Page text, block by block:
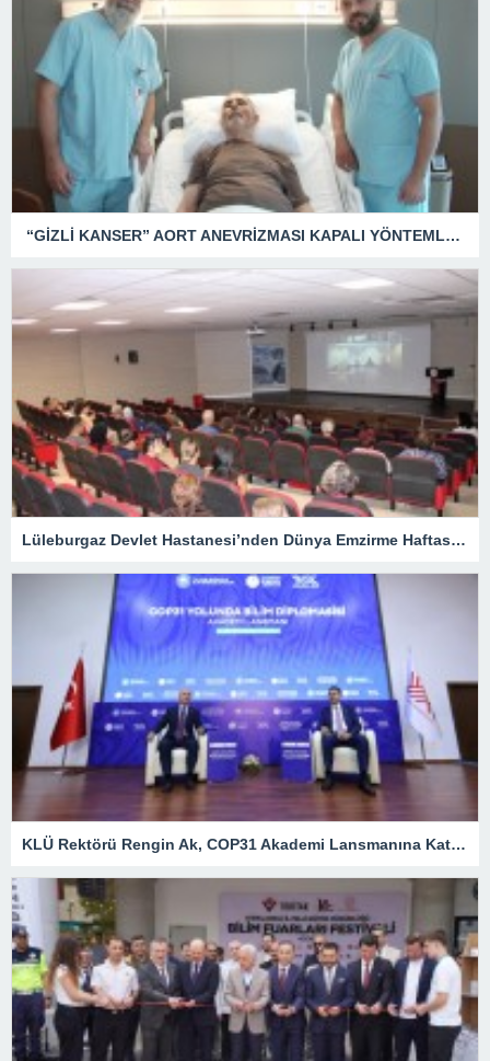
“GİZLİ KANSER” AORT ANEVRİZMASI KAPALI YÖNTEMLE TEDAVİ EDİLDİ
Lüleburgaz Devlet Hastanesi’nden Dünya Emzirme Haftası Katılımı
KLÜ Rektörü Rengin Ak, COP31 Akademi Lansmanına Katıldı